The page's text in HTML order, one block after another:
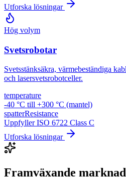
Utforska lösningar
Hög volym
Svetsrobotar
Svetsstänksäkra, värmebeständiga
och lasersvetsrobotceller.
temperature
-40 °C till +300 °C (mantel)
spatterResistance
Uppfyller ISO 6722 Class C
Utforska lösningar
Framväxande